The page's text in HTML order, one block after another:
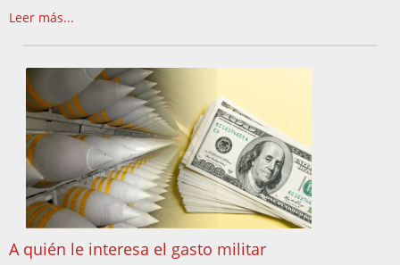
Leer más...
A quién le interesa el gasto militar